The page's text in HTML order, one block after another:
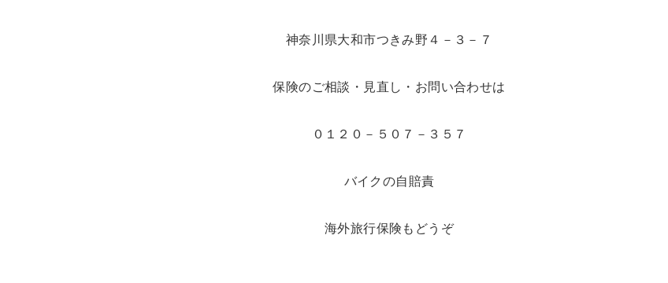
神奈川県大和市つきみ野４－３－７
保険のご相談・見直し・お問い合わせは
０１２０－５０７－３５７
バイクの自賠責
海外旅行保険もどうぞ